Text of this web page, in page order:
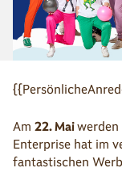
Am 22. Maiwerden
Enterprise hat im
fantastischen